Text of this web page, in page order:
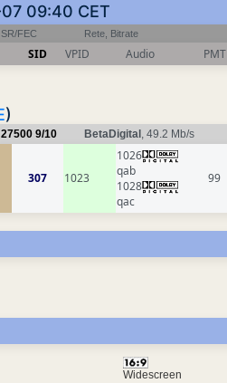
09:40 CET
SR/FEC Rete, Bitrate
SID VPID Audio PMT
)
27500 9/10 BetaDigital , 49.2 Mb/s
307 1023
1026
qab
1028
qac
99
Widescreen